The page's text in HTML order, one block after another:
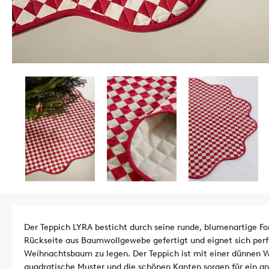
Der Teppich LYRA besticht durch seine runde, blumenartige
Rückseite aus Baumwollgewebe gefertigt und eignet sich
Weihnachtsbaum zu legen. Der Teppich ist mit einer dünnen
quadratische Muster und die schönen Kanten sorgen für ein